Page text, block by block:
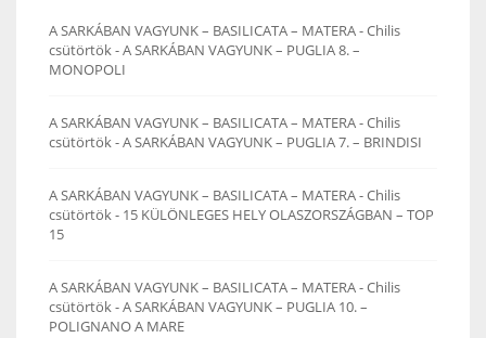
A SARKÁBAN VAGYUNK – BASILICATA – MATERA - Chilis
csütörtök-A SARKÁBAN VAGYUNK – PUGLIA 8. –
MONOPOLI
A SARKÁBAN VAGYUNK – BASILICATA – MATERA - Chilis
csütörtök-A SARKÁBAN VAGYUNK – PUGLIA 7. – BRINDISI
A SARKÁBAN VAGYUNK – BASILICATA – MATERA - Chilis
csütörtök- 15 KÜLÖNLEGES HELY OLASZORSZÁGBAN – TOP
15
A SARKÁBAN VAGYUNK – BASILICATA – MATERA - Chilis
csütörtök-A SARKÁBAN VAGYUNK – PUGLIA 10. –
POLIGNANO A MARE